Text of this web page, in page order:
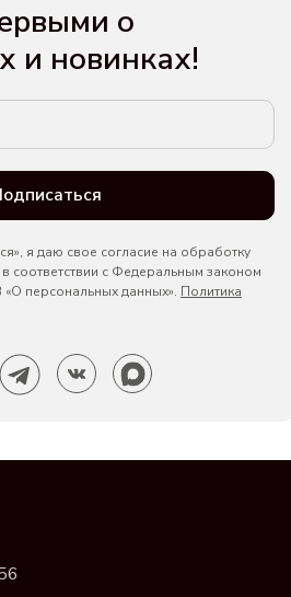
о
и новинках!
я даю свое согласие на обработку
соответствии с Федеральным законом
персональных данных». Политика